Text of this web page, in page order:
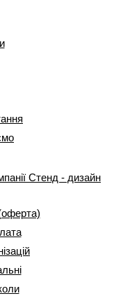
Стенд - дизайн